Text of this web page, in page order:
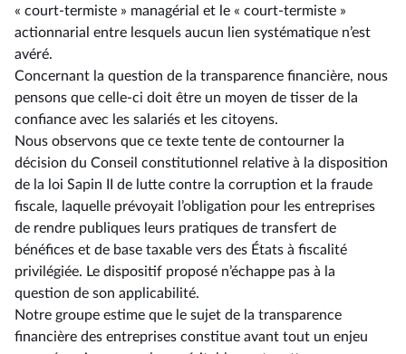
« court-termiste » managérial et le « court-termiste »
actionnarial entre lesquels aucun lien systématique n’est
avéré.
Concernant la question de la transparence financière, nous
pensons que celle-ci doit être un moyen de tisser de la
confiance avec les salariés et les citoyens.
Nous observons que ce texte tente de contourner la
décision du Conseil constitutionnel relative à la disposition
de la loi Sapin II de lutte contre la corruption et la fraude
fiscale, laquelle prévoyait l’obligation pour les entreprises
de rendre publiques leurs pratiques de transfert de
bénéfices et de base taxable vers des États à fiscalité
privilégiée. Le dispositif proposé n’échappe pas à la
question de son applicabilité.
Notre groupe estime que le sujet de la transparence
financière des entreprises constitue avant tout un enjeu